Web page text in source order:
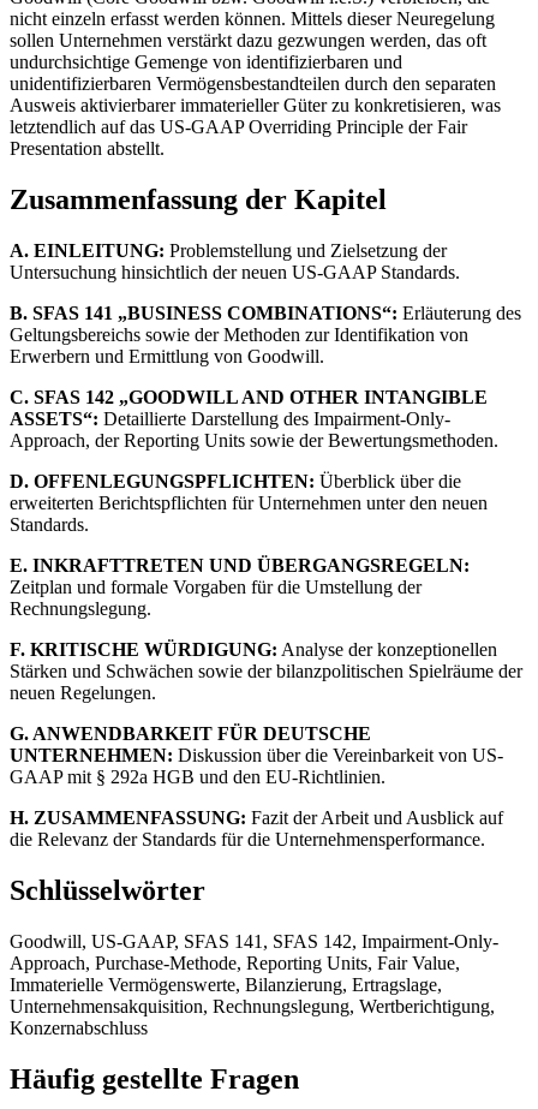
nicht einzeln erfasst werden können. Mittels dieser Neuregelung
sollen Unternehmen verstärkt dazu gezwungen werden, das oft
undurchsichtige Gemenge von identifizierbaren und
unidentifizierbaren Vermögensbestandteilen durch den separaten
Ausweis aktivierbarer immaterieller Güter zu konkretisieren, was
letztendlich auf das US-GAAP Overriding Principle der Fair
Presentation abstellt.
Zusammenfassung der Kapitel
A. EINLEITUNG: Problemstellung und Zielsetzung der
Untersuchung hinsichtlich der neuen US-GAAP Standards.
B. SFAS 141 „BUSINESS COMBINATIONS“: Erläuterung des
Geltungsbereichs sowie der Methoden zur Identifikation von
Erwerbern und Ermittlung von Goodwill.
C. SFAS 142 „GOODWILL AND OTHER INTANGIBLE
ASSETS“: Detaillierte Darstellung des Impairment-Only-
Approach, der Reporting Units sowie der Bewertungsmethoden.
D. OFFENLEGUNGSPFLICHTEN: Überblick über die
erweiterten Berichtspflichten für Unternehmen unter den neuen
Standards.
E. INKRAFTTRETEN UND ÜBERGANGSREGELN:
Zeitplan und formale Vorgaben für die Umstellung der
Rechnungslegung.
F. KRITISCHE WÜRDIGUNG: Analyse der konzeptionellen
Stärken und Schwächen sowie der bilanzpolitischen Spielräume der
neuen Regelungen.
G. ANWENDBARKEIT FÜR DEUTSCHE
UNTERNEHMEN: Diskussion über die Vereinbarkeit von US-
GAAP mit § 292a HGB und den EU-Richtlinien.
H. ZUSAMMENFASSUNG: Fazit der Arbeit und Ausblick auf
die Relevanz der Standards für die Unternehmensperformance.
Schlüsselwörter
Goodwill, US-GAAP, SFAS 141, SFAS 142, Impairment-Only-
Approach, Purchase-Methode, Reporting Units, Fair Value,
Immaterielle Vermögenswerte, Bilanzierung, Ertragslage,
Unternehmensakquisition, Rechnungslegung, Wertberichtigung,
Konzernabschluss
Häufig gestellte Fragen